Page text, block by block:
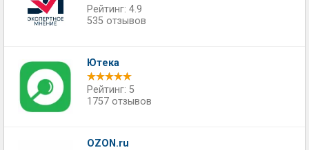
Рейтинг: 4.9
535 отзывов
Ютека
Рейтинг: 5
1757 отзывов
OZON.ru